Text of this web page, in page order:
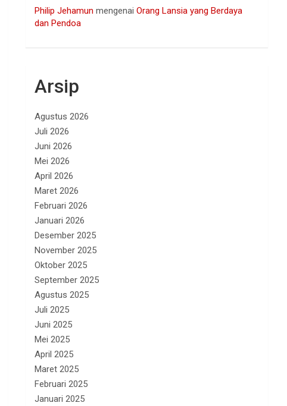
Philip Jehamun mengenaiOrang Lansia yang Berdaya
dan Pendoa
Arsip
Agustus 2026
Juli 2026
Juni 2026
Mei 2026
April 2026
Maret 2026
Februari 2026
Januari 2026
Desember 2025
November 2025
Oktober 2025
September 2025
Agustus 2025
Juli 2025
Juni 2025
Mei 2025
April 2025
Maret 2025
Februari 2025
Januari 2025